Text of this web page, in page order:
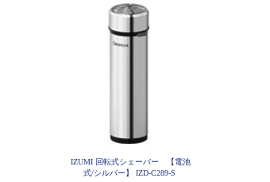
IZUMI 回転式シェーバー 【電池
式/シルバー】 IZD-C289-S